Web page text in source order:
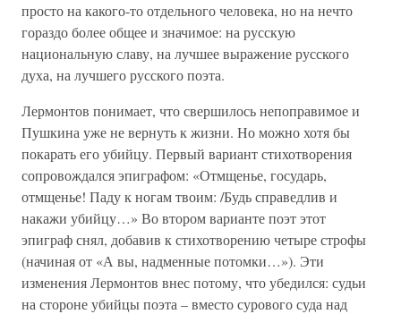
просто на какого-то отдельного человека, но на нечто
гораздо более общее и значимое: на русскую
национальную славу, на лучшее выражение русского
духа, на лучшего русского поэта.
Лермонтов понимает, что свершилось непоправимое и
Пушкина уже не вернуть к жизни. Но можно хотя бы
покарать его убийцу. Первый вариант стихотворения
сопровождался эпиграфом: «Отмщенье, государь,
отмщенье! Паду к ногам твоим: /Будь справедлив и
накажи убийцу…» Во втором варианте поэт этот
эпиграф снял, добавив к стихотворению четыре строфы
(начиная от «А вы, надменные потомки…»). Эти
изменения Лермонтов внес потому, что убедился: судьи
на стороне убийцы поэта – вместо сурового суда над